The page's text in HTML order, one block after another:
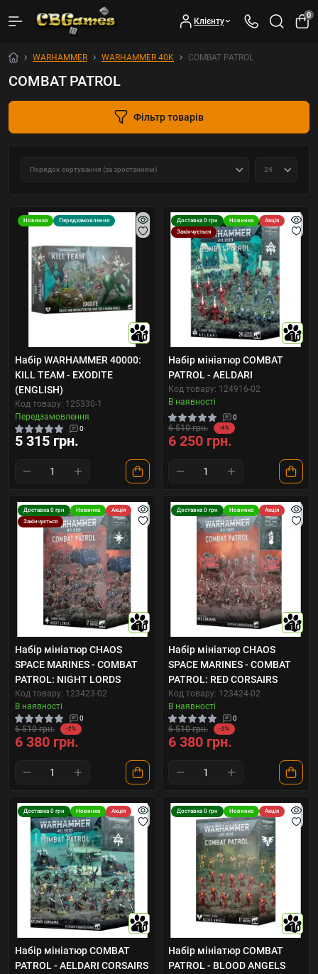
Клієнту
0
WARHAMMER WARHAMMER 40K COMBAT PATROL
COMBAT PATROL
Фільтр товарів
Новинка Передзамовлення
10
Набір WARHAMMER 40000:
KILL TEAM - EXODITE
(ENGLISH)
Код товару: 125330-1
Передзамовлення
0
5 315 грн.
Доставка 0 грн Новинка
Акція
Закінчується
10
Набір мініатюр COMBAT
PATROL - AELDARI
Код товару: 124916-02
В наявності
0
6 510 грн. -4%
6 250 грн.
Доставка 0 грн Новинка
Акція
Закінчується
10
Набір мініатюр CHAOS
SPACE MARINES - COMBAT
PATROL: NIGHT LORDS
Код товару: 123423-02
В наявності
0
6 510 грн. -2%
6 380 грн.
Доставка 0 грн Новинка Акція
10
Набір мініатюр CHAOS
SPACE MARINES - COMBAT
PATROL: RED CORSAIRS
Код товару: 123424-02
В наявності
0
6 510 грн. -2%
6 380 грн.
Доставка 0 грн Новинка Акція
10
Набір мініатюр COMBAT
PATROL - AELDARI CORSAIRS
Доставка 0 грн Новинка Акція
10
Набір мініатюр COMBAT
PATROL - BLOOD ANGELS